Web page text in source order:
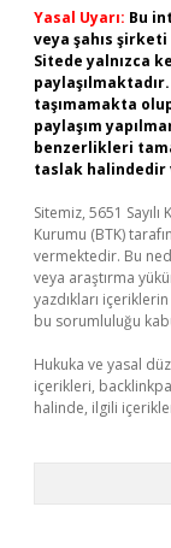
Yasal Uyarı: Bu
veya şahıs
Sitede yalnızca
taşımamakta
paylaşım
benzerlikleri
taslak halindedir
Sitemiz, 5651
Kurumu (BTK)
vermektedir. Bu
veya araştırma
yazdıkları
bu sorumluluğu
Hukuka ve yasal
içerikleri,
halinde, ilgili